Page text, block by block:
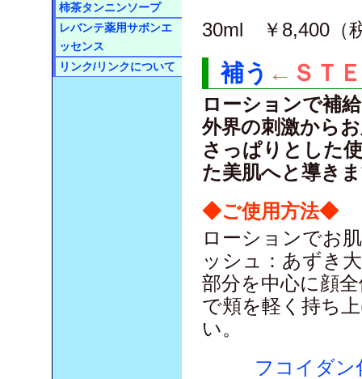
柿茶タンニンソープ
レバンテ薬用サボンエ
ッセンス
リンク/リンクについて
30ml ￥8,400（
補う ←ＳＴ
ローションで補
外界の刺激から
さっぱりとした
た美肌へと導き
◆ご使用方法◆
ローションでお
ッシュ：あずき
部分を中心に顔
で頬を軽く持ち
い。
フコイダン